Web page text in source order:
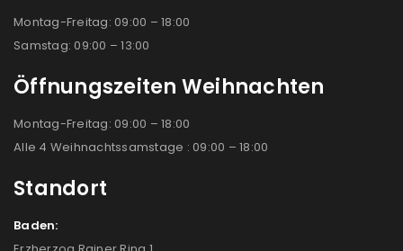
Montag-Freitag: 09:00 – 18:00
Samstag: 09:00 – 13:00
Öffnungszeiten Weihnachten
Montag-Freitag: 09:00 – 18:00
Alle 4 Weihnachtssamstage : 09:00 – 18:00
Standort
Baden: